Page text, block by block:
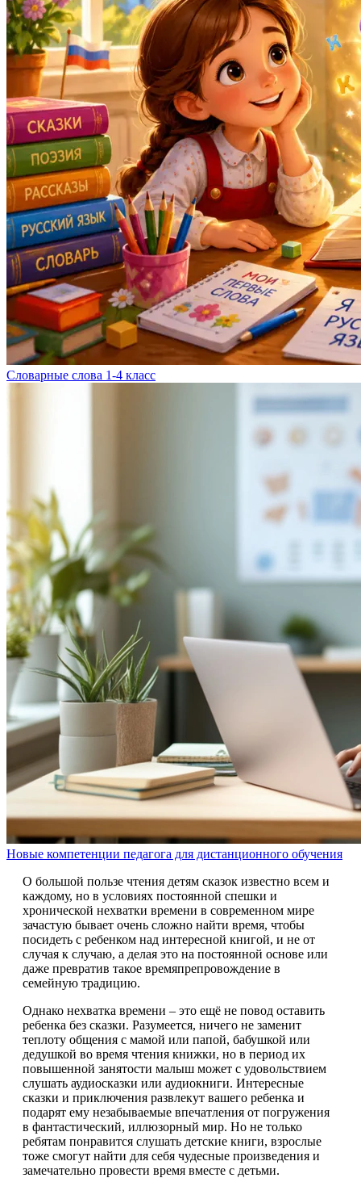
Словарные слова 1-4 класс
Новые компетенции педагога для дистанционного обучения
О большой пользе чтения детям сказок известно всем и
каждому, но в условиях постоянной спешки и
хронической нехватки времени в современном мире
зачастую бывает очень сложно найти время, чтобы
посидеть с ребенком над интересной книгой, и не от
случая к случаю, а делая это на постоянной основе или
даже превратив такое времяпрепровождение в
семейную традицию.
Однако нехватка времени – это ещё не повод оставить
ребенка без сказки. Разумеется, ничего не заменит
теплоту общения с мамой или папой, бабушкой или
дедушкой во время чтения книжки, но в период их
повышенной занятости малыш может с удовольствием
слушать аудиосказки или аудиокниги. Интересные
сказки и приключения развлекут вашего ребенка и
подарят ему незабываемые впечатления от погружения
в фантастический, иллюзорный мир. Но не только
ребятам понравится слушать детские книги, взрослые
тоже смогут найти для себя чудесные произведения и
замечательно провести время вместе с детьми.